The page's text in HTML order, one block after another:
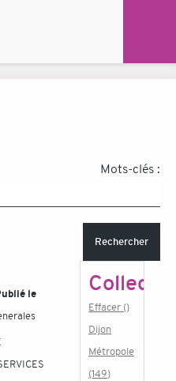
Mots-clés :
Rechercher
le
Effacer ()
Dijon
Métropole
(149)